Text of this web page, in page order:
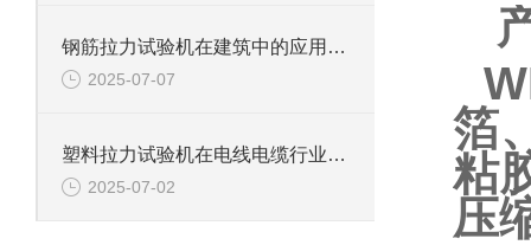
钢筋拉力试验机在建筑中的应用有哪些？
2025-07-07
塑料拉力试验机在电线电缆行业的应用解析
2025-07-02
箔
粘
压